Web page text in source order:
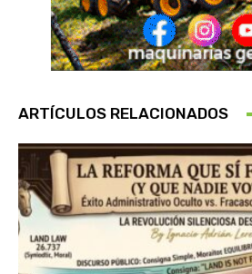
ARTÍCULOS RELACIONADOS